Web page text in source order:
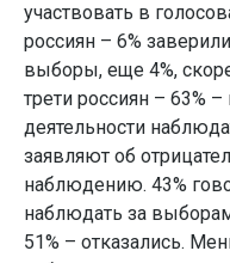
участвовать в
россиян – 6%
выборы, еще 4%,
трети россиян – 63%
деятельности
заявляют об
наблюдению. 43%
наблюдать за
51% – отказались.